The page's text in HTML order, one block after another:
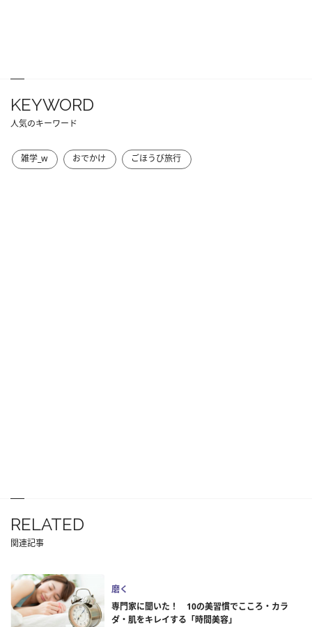
KEYWORD
人気のキーワード
雑学_w おでかけ ごほうび旅行
RELATED
関連記事
磨く
専門家に聞いた！ 10の美習慣でこころ・カラ
ダ・肌をキレイする「時間美容」